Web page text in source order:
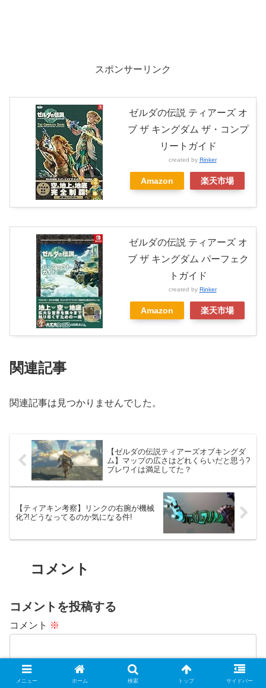
スポンサーリンク
ゼルダの伝説 ティアーズ オ
ブ ザ キングダム ザ・コンプ
リートガイド
created by Rinker
Amazon 楽天市場
ゼルダの伝説 ティアーズ オ
ブ ザ キングダム パーフェク
トガイド
created by Rinker
Amazon 楽天市場
関連記事
関連記事は見つかりませんでした。
【ゼルダの伝説ティアーズオブキングダ
ム】マップの広さはどれくらいだと思う?
ブレワイは満足してた？
【ティアキン考察】リンクの右腕が機械
化?!どうなってるのか気になる件!
コメント
コメントを投稿する
コメント ※
メニュー ホーム 検索 トップ サイドバー